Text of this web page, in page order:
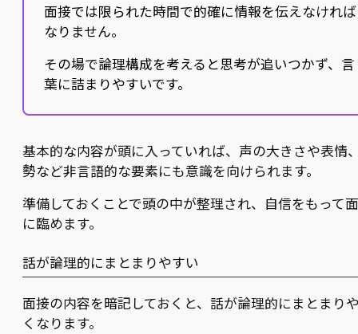
面接では限られた時間で的確に情報を伝えなければ
なりません。
その場で論理構成を考えると思考が追いつかず、言
葉に詰まりやすいです。
基本的な内容が頭に入っていれば、声の大きさや表情
勢など非言語的な要素にも意識を向けられます。
準備しておくことで頭の中が整理され、自信をもって
に臨めます。
話が論理的にまとまりやすい
面接の内容を暗記しておくと、話が論理的にまとまり
くなります。